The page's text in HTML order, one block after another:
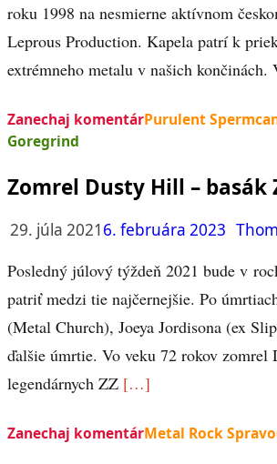
roku 1998 na nesmierne aktívnom
Leprous Production. Kapela patrí k
extrémneho metalu v našich končinách.
Zanechaj komentárPurulent
Goregrind
Zomrel Dusty Hill – basák
29. júla 20216. februára 2023
Posledný júlový týždeň 2021 bude v
patriť medzi tie najčernejšie. Po
(Metal Church), Joeya Jordisona (ex
ďalšie úmrtie. Vo veku 72 rokov zomrel
legendárnych ZZ […]
Zanechaj komentárMetal Rock